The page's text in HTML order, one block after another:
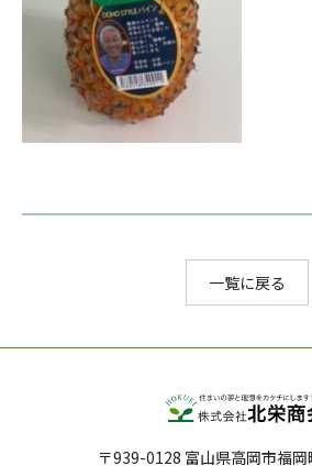
一覧に戻る
〒939-0128 富山県高岡市福